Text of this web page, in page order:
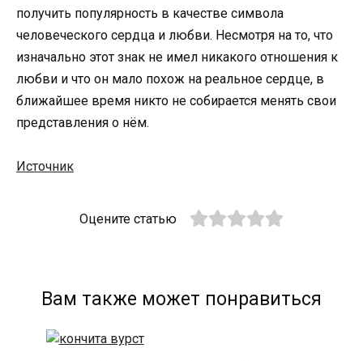
получить популярность в качестве символа
человеческого сердца и любви. Несмотря на то, что
изначально этот знак не имел никакого отношения к
любви и что он мало похож на реальное сердце, в
ближайшее время никто не собирается менять свои
представления о нём.
Источник
Оцените статью
Вам также может понравиться